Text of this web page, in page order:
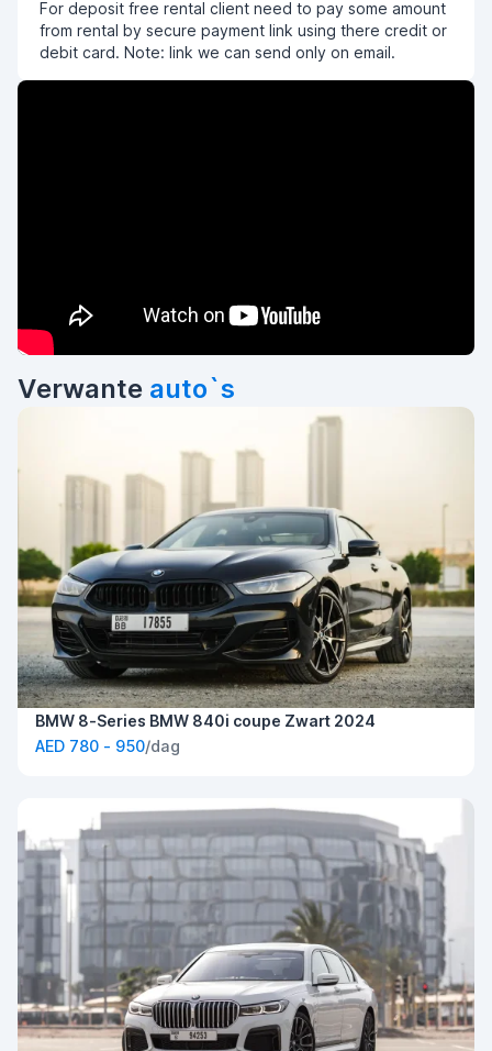
For deposit free rental client need to pay some amount
from rental by secure payment link using there credit or
debit card. Note: link we can send only on email.
Verwante auto`s
BMW 8-Series BMW 840i coupe Zwart 2024
AED 780 - 950/dag